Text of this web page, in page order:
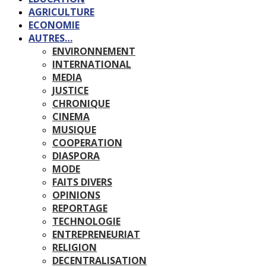
AGRICULTURE
ECONOMIE
AUTRES…
ENVIRONNEMENT
INTERNATIONAL
MEDIA
JUSTICE
CHRONIQUE
CINEMA
MUSIQUE
COOPERATION
DIASPORA
MODE
FAITS DIVERS
OPINIONS
REPORTAGE
TECHNOLOGIE
ENTREPRENEURIAT
RELIGION
DECENTRALISATION